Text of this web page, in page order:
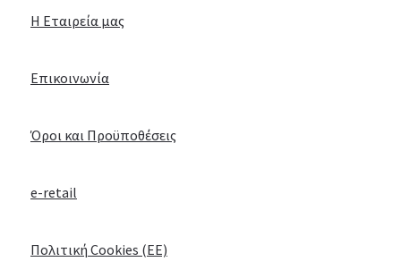
Η Εταιρεία μας
Επικοινωνία
Όροι και Προϋποθέσεις
e-retail
Πολιτική Cookies (ΕΕ)